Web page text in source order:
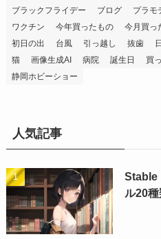
ブラックフライデー
ブログ プラモ
ワクチン
今年買ったもの 今月買っ
初日の出
台風 引っ越し 抜歯
猫
画像生成AI 病院 誕生日 買
静岡ホビーショー
人気記事
Stable
ル20